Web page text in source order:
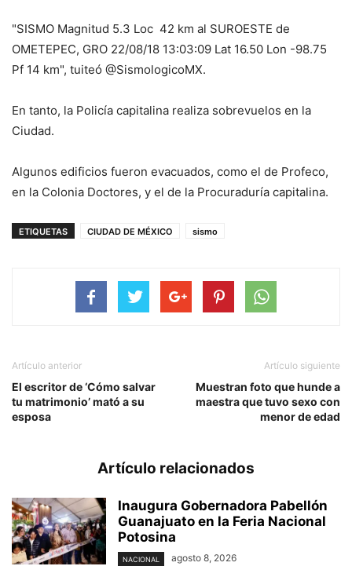
"SISMO Magnitud 5.3 Loc 42 km al SUROESTE de
OMETEPEC, GRO 22/08/18 13:03:09 Lat 16.50 Lon -98.75
Pf 14 km", tuiteó @SismologicoMX.
En tanto, la Policía capitalina realiza sobrevuelos en la
Ciudad.
Algunos edificios fueron evacuados, como el de Profeco,
en la Colonia Doctores, y el de la Procuraduría capitalina.
ETIQUETAS CIUDAD DE MÉXICO sismo
Artículo anterior
El escritor de ‘Cómo salvar
tu matrimonio’ mató a su
esposa
Artículo siguiente
Muestran foto que hunde a
maestra que tuvo sexo con
menor de edad
Artículo relacionados
Inaugura Gobernadora Pabellón
Guanajuato en la Feria Nacional
Potosina
NACIONAL agosto 8, 2026